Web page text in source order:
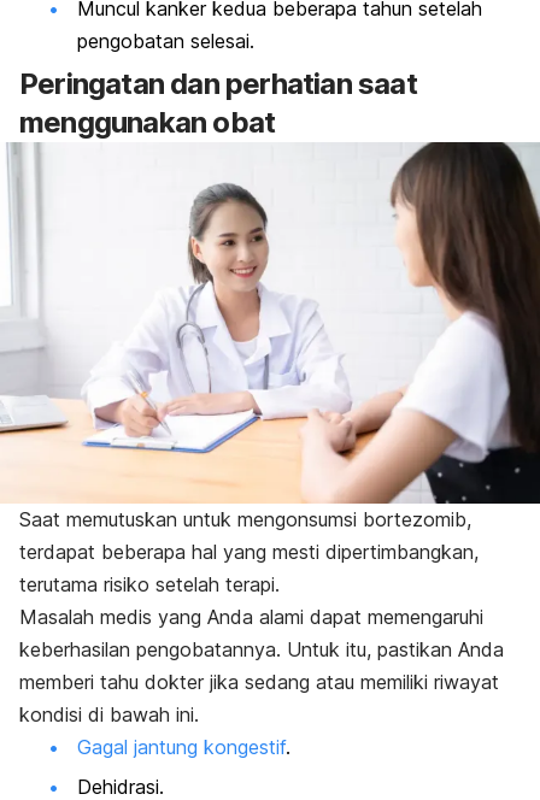
Muncul kanker kedua beberapa tahun setelah
pengobatan selesai.
Peringatan dan perhatian saat
menggunakan obat
Saat memutuskan untuk mengonsumsi bortezomib,
terdapat beberapa hal yang mesti dipertimbangkan,
terutama risiko setelah terapi.
Masalah medis yang Anda alami dapat memengaruhi
keberhasilan pengobatannya. Untuk itu, pastikan Anda
memberi tahu dokter jika sedang atau memiliki riwayat
kondisi di bawah ini.
Gagal jantung kongestif.
Dehidrasi.